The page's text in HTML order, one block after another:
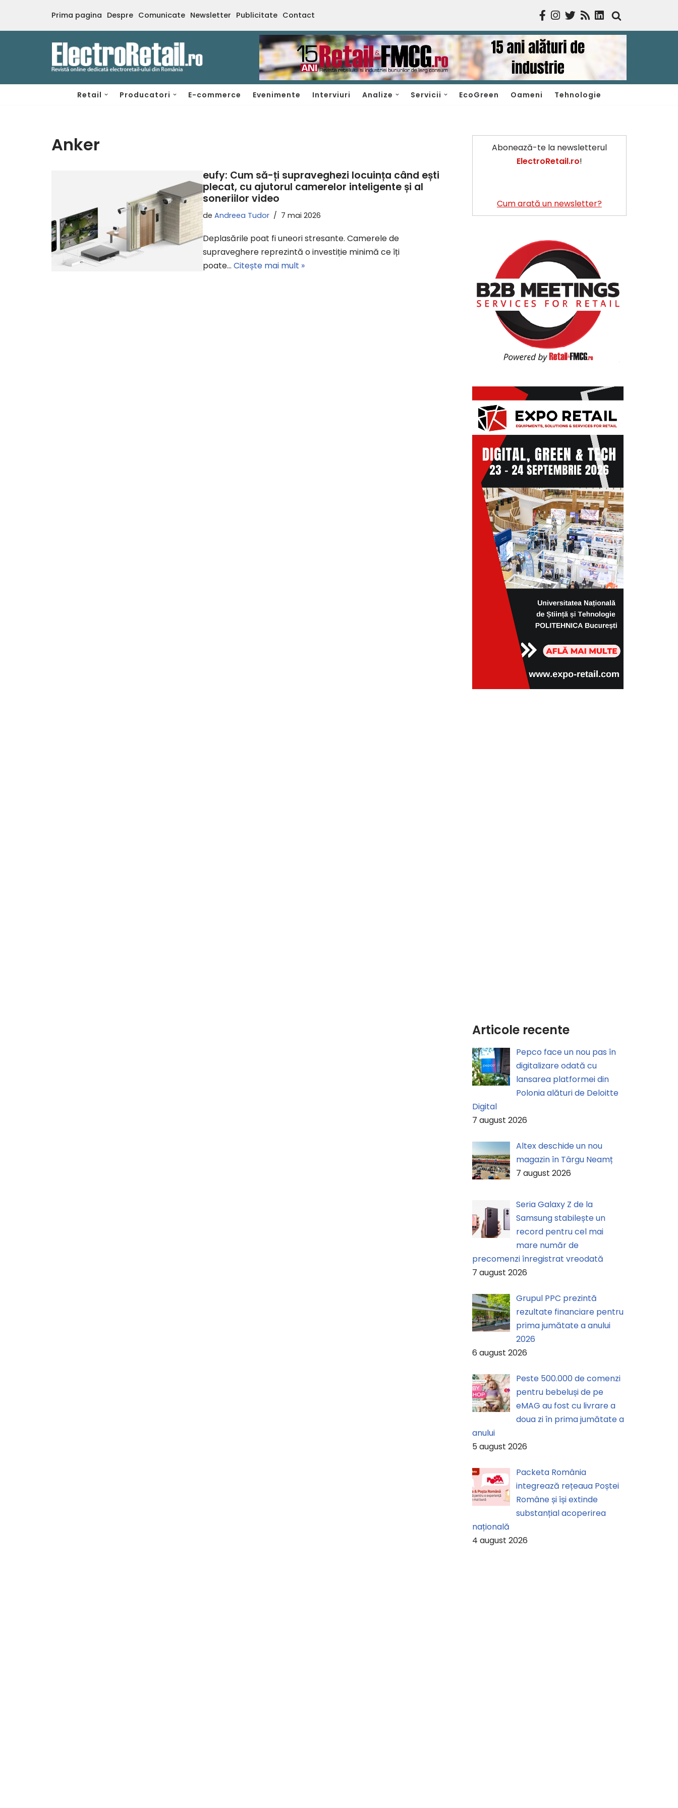
Sari
Prima pagina Despre Comunicate Newsletter Publicitate Contact
Retail Producatori E-commerce Evenimente Interviuri Analize Servicii EcoGreen Oameni Tehnologie
Anker
eufy: Cum să-ți supraveghezi locuința când ești
plecat, cu ajutorul camerelor inteligente și al
soneriilor video
de Andreea Tudor 7 mai 2026
Deplasările poat fi uneori stresante. Camerele de
supraveghere reprezintă o investiție minimă ce îți
poate… Citește mai mult »
Abonează-te la newsletterul
ElectroRetail.ro!
Cum arată un newsletter?
Articole recente
Pepco face un nou pas în
digitalizare odată cu
lansarea platformei din
Polonia alături de Deloitte
Digital
7 august 2026
Altex deschide un nou
magazin în Târgu Neamț
7 august 2026
Seria Galaxy Z de la
Samsung stabilește un
record pentru cel mai
mare număr de
precomenzi înregistrat vreodată
7 august 2026
Grupul PPC prezintă
rezultate financiare pentru
prima jumătate a anului
2026
6 august 2026
Peste 500.000 de comenzi
pentru bebeluși de pe
eMAG au fost cu livrare a
doua zi în prima jumătate a
anului
5 august 2026
Packeta România
integrează rețeaua Poștei
Române și își extinde
substanțial acoperirea
națională
4 august 2026